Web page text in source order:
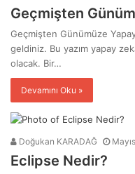
Geçmişten
Geçmişten Günümüze
geldiniz. Bu yazım yapay
olacak. Bir…
Devamını Oku »
Doğukan KARADAĞ
Eclipse Nedir?